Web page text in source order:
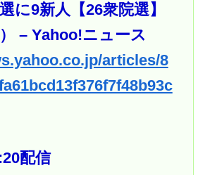
に9新人【26衆院選】
） – Yahoo!ニュース
articles/8
配信